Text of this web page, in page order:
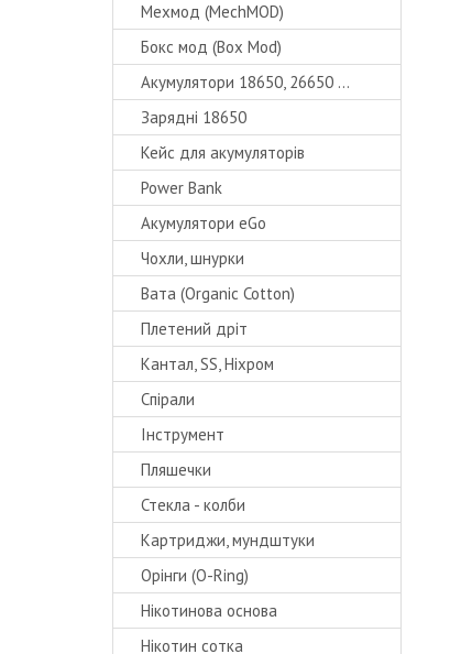
Мехмод (MechMOD)
Бокс мод (Box Mod)
Акумулятори 18650, 26650 ...
Зарядні 18650
Кейс для акумуляторів
Power Bank
Акумулятори eGo
Чохли, шнурки
Вата (Organic Cotton)
Плетений дріт
Кантал, SS, Ніхром
Спірали
Інструмент
Пляшечки
Стекла - колби
Картриджи, мундштуки
Орінги (O-Ring)
Нікотинова основа
Нікотин сотка